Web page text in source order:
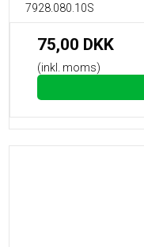
7928.080.10S
75,00 DKK
(inkl. moms)